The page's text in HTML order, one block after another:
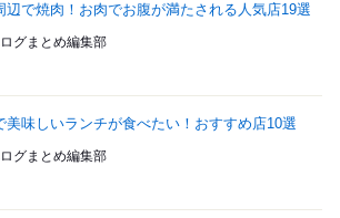
辺で焼肉！お肉でお腹が満たされる人気店19選
グまとめ編集部
美味しいランチが食べたい！おすすめ店10選
グまとめ編集部